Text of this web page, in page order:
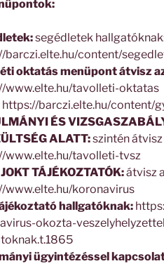
segédletek
barczi.elte.hu/content/
oktatás menüpont átvisz
www.elte.hu/tavolleti-oktatas
https://barczi.elte.hu/content/
ÉS
ALATT:szintén átvisz
www.elte.hu/tavolleti-tvsz
TÁJÉKOZTATÓK:átvisz
www.elte.hu/koronavirus
hallgatóknak:
okozta-
ügyintézéssel